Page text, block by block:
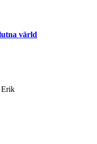
värld
Erik